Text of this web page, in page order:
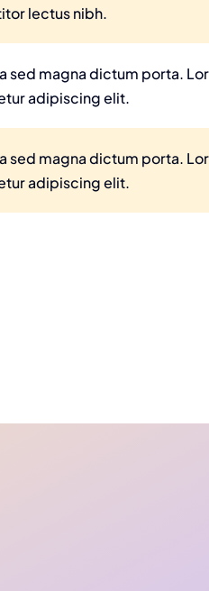
lectus nibh.
sed magna dictum porta.
adipiscing elit.
sed magna dictum porta.
adipiscing elit.